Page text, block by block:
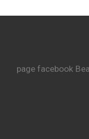
page facebook